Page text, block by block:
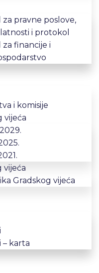
pravne poslove,
i protokol
financije i
i komisije
vijeća
vijeća
Gradskog vijeća
– karta